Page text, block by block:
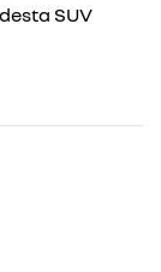
SUV